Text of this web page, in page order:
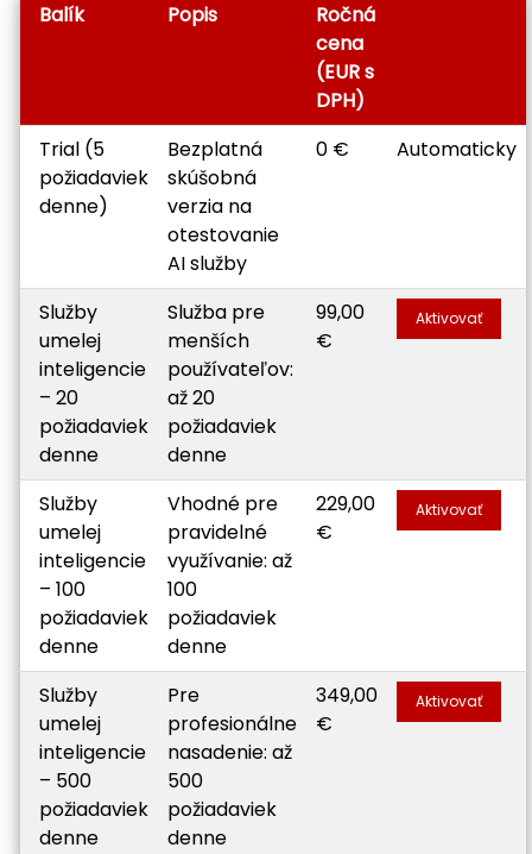
Balík Popis
Ročná
cena
(EUR s
DPH)
Trial (5
požiadaviek
denne)
Bezplatná
skúšobná
verzia na
otestovanie
AI služby
0 € Automaticky
Služby
umelej
inteligencie
– 20
požiadaviek
denne
Služba pre
menších
používateľov:
až 20
požiadaviek
denne
99,00
€
Aktivovať
Služby
umelej
inteligencie
– 100
požiadaviek
denne
Vhodné pre
pravidelné
využívanie: až
100
požiadaviek
denne
229,00
€
Aktivovať
Služby
umelej
inteligencie
– 500
požiadaviek
denne
Pre
profesionálne
nasadenie: až
500
požiadaviek
denne
349,00
€
Aktivovať